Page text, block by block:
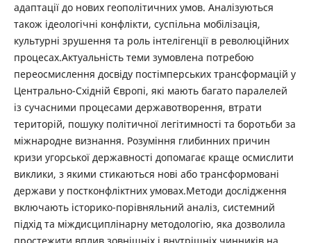
адаптації до нових геополітичних умов. Аналізуються
також ідеологічні конфлікти, суспільна мобілізація,
культурні зрушення та роль інтелігенції в революційних
процесах.Актуальність теми зумовлена потребою
переосмислення досвіду постімперських трансформацій у
Центрально-Східній Європі, які мають багато паралелей
із сучасними процесами державотворення, втрати
територій, пошуку політичної легітимності та боротьби за
міжнародне визнання. Розуміння глибинних причин
кризи угорської державності допомагає краще осмислити
виклики, з якими стикаються нові або трансформовані
держави у постконфліктних умовах.Методи дослідження
включають історико-порівняльний аналіз, системний
підхід та міждисциплінарну методологію, яка дозволила